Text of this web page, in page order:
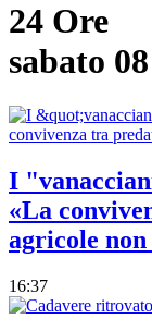
24 Ore
sabato
I
«La
agricole non
16:37